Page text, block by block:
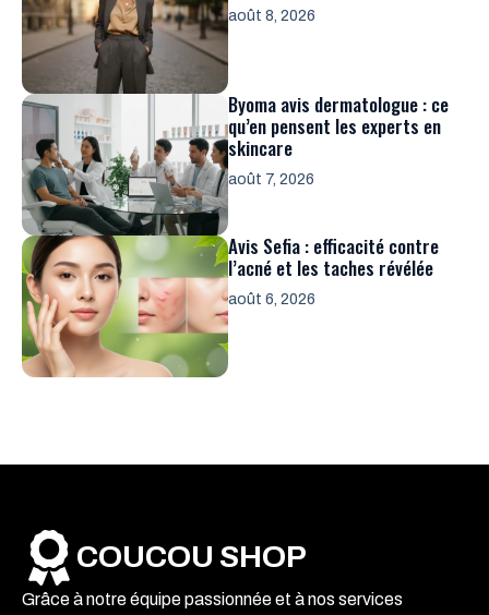
août 8, 2026
Byoma avis dermatologue : ce
qu’en pensent les experts en
skincare
août 7, 2026
Avis Sefia : efficacité contre
l’acné et les taches révélée
août 6, 2026
COUCOU SHOP
Grâce à notre équipe passionnée et à nos services